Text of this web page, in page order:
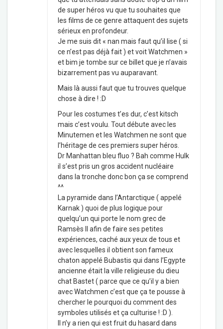
de super héros vu que tu souhaites que
les films de ce genre attaquent des sujets
sérieux en profondeur.
Je me suis dit « nan mais faut qu’il lise ( si
ce n’est pas déjà fait ) et voit Watchmen »
et bim je tombe sur ce billet que je n’avais
bizarrement pas vu auparavant.
Mais là aussi faut que tu trouves quelque
chose à dire ! :D
Pour les costumes t’es dur, c’est kitsch
mais c’est voulu. Tout débute avec les
Minutemen et les Watchmen ne sont que
l’héritage de ces premiers super héros.
Dr Manhattan bleu fluo ? Bah comme Hulk
il s’est pris un gros accident nucléaire
dans la tronche donc bon ça se comprend
^^
La pyramide dans l’Antarctique ( appelé
Karnak ) quoi de plus logique pour
quelqu’un qui porte le nom grec de
Ramsès II afin de faire ses petites
expériences, caché aux yeux de tous et
avec lesquelles il obtient son fameux
chaton appelé Bubastis qui dans l’Egypte
ancienne était la ville religieuse du dieu
chat Bastet ( parce que ce qu’il y a bien
avec Watchmen c’est que ça te pousse à
chercher le pourquoi du comment des
symboles utilisés et ça culturise ! :D ).
Il n’y a rien qui est fruit du hasard dans